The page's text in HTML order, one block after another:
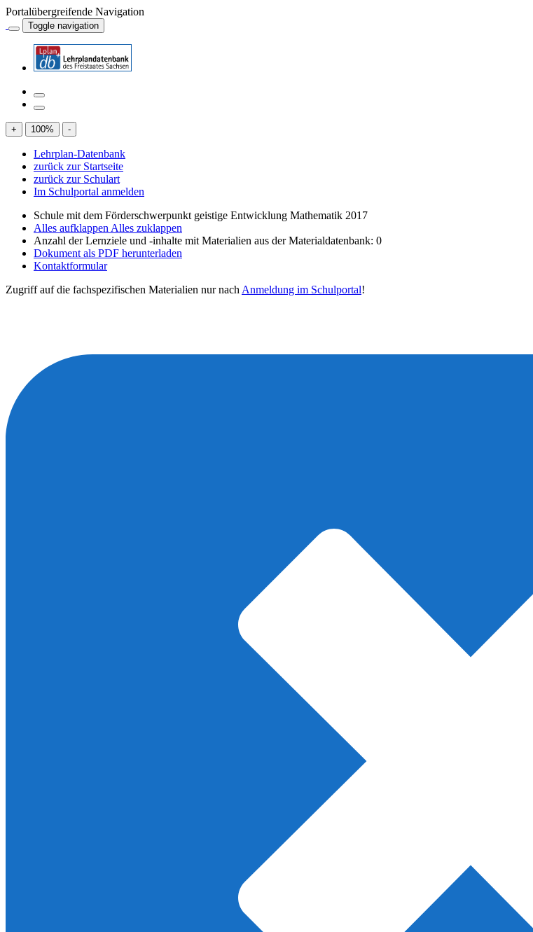
Portalübergreifende Navigation
Toggle navigation
+ 100% -
Lehrplan-Datenbank
zurück zur Startseite
zurück zur Schulart
Im Schulportal anmelden
Schule mit dem Förderschwerpunkt geistige Entwicklung Mathematik 2017
Alles aufklappen Alles zuklappen
Anzahl der Lernziele und -inhalte mit Materialien aus der Materialdatenbank: 0
Dokument als PDF herunterladen
Kontaktformular
Zugriff auf die fachspezifischen Materialien nur nach Anmeldung im Schulportal!